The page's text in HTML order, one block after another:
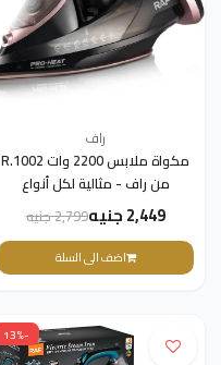
راف
مكواة ملابس 2200 وات R.1002
من راف - مثالية لكل أنواع
الأقمشة (ضمان 3 سنوات)
2,449 جنيه 2,799 جنيه
اضف الى السلة
-13%